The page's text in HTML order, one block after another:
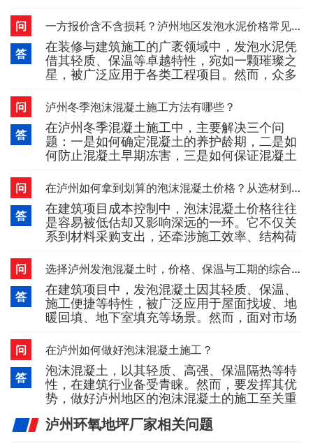
问
答
一方报价含不含损耗？泸州地区发泡水泥价格常见问法不够细
在装修与建筑施工的广袤领域中，发泡水泥凭
借其轻质、保温等卓越特性，宛如一颗璀璨之
星，被广泛应用于各类工程项目。然而，众多
“一方报价是否包含损耗” 这一要点，犹如隐藏
在迷雾中的暗礁，一旦忽视，往往会使后期预
算如脱缰之马，超出预期。因此，深入了解武
汉发泡水泥价格的常见问法，无疑是精准估算
成本、有效规避纠纷的关键密钥。一、
问
答
泸州冬季泡沫混凝土施工方法有哪些？
在泸州冬季混凝土施工中，主要解决三个问
题：一是如何确定混凝土的养护龄期，二是如
何防止混凝土早期冻害，三是如何保证混凝土
家介绍一下冬季泡沫混凝土施工方法。一、蓄
热法主要用于气温小于10℃左右，结构比较厚
大的工程。做法是：对原材料(水、砂、石)进
行加热，使混凝土在搅拌、运输和浇灌以后，
还储备有相当的热量，以使水泥水
问
答
在泸州如何拿到划算的泡沫混凝土价格？从选材到施工的完整攻略
在建筑项目成本控制中，泡沫混凝土价格往往
是容易被低估却又影响深远的一环。它不仅关
系到材料采购支出，还牵涉施工效率、结构荷
的泸州泡沫混凝土价格，不能只看每立方米的
报价数字，而需从选材标准、应用场景到施工
配合进行系统考量。首先，明确工程需求是合
理控价的前提。不同部位对泡沫混凝土的密
度、强度和流动性要求差异较大——屋
问
答
选择泸州发泡混凝土时，价格、保温与工期的综合权衡
在建筑项目中，发泡混凝土因其轻质、保温、
施工便捷等特性，被广泛应用于屋面找坡、地
暖回填、地下室填充等场景。然而，面对市场
往需要在成本、性能与进度之间做出合理平
衡，而非单纯追求低价。首先，发泡混凝土价
格受原材料、密度等级和施工方式影响较大。
密度越低，材料用量虽减少，但强度相应下
降；若为满足承载要求而提高配比，成本
问
答
在泸州如何做好泡沫混凝土施工？
泡沫混凝土，以其轻质、高强、保温隔热等特
性，在建筑行业备受青睐。然而，要发挥其优
势，做好泸州地区的泡沫混凝土的施工至关重
出既美观又耐用的泡沫混凝土工程。一、前期
泸州环氧地坪厂家相关问题